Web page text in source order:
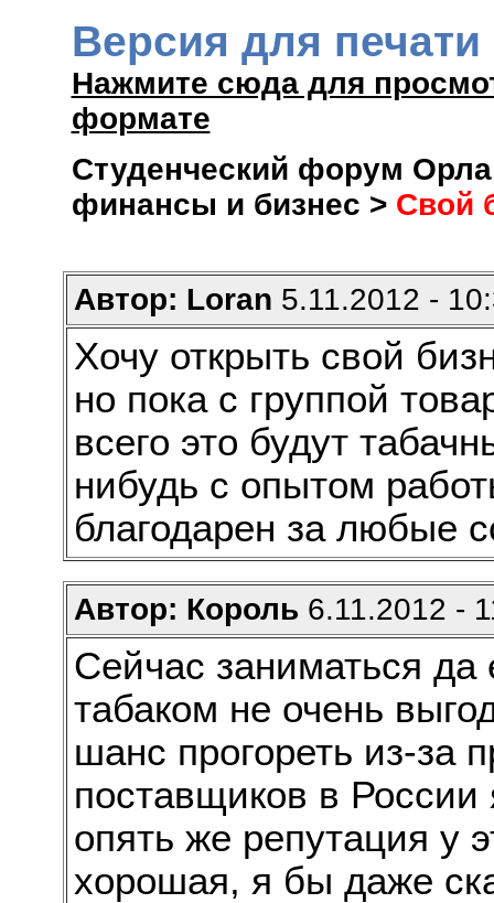
Версия для
Нажмите сюда для
формате
Студенческий форум
финансы и бизнес > Свой
Автор: Loran 5.11.2012 -
Хочу открыть свой
но пока с группой
всего это будут
нибудь с опытом
благодарен за любые
Автор: Король 6.11.2012 -
Сейчас заниматься да
табаком не очень
шанс прогореть из-за
поставщиков в России
опять же репутация у
хорошая, я бы даже